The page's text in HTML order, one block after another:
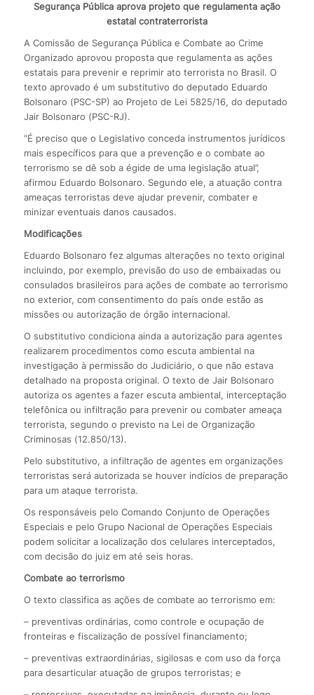
Segurança Pública aprova projeto que regulamenta ação
estatal contraterrorista
A Comissão de Segurança Pública e Combate ao Crime
Organizado aprovou proposta que regulamenta as ações
estatais para prevenir e reprimir ato terrorista no Brasil. O
texto aprovado é um substitutivo do deputado Eduardo
Bolsonaro (PSC-SP) ao Projeto de Lei 5825/16, do deputado
Jair Bolsonaro (PSC-RJ).
“É preciso que o Legislativo conceda instrumentos jurídicos
mais específicos para que a prevenção e o combate ao
terrorismo se dê sob a égide de uma legislação atual”,
afirmou Eduardo Bolsonaro. Segundo ele, a atuação contra
ameaças terroristas deve ajudar prevenir, combater e
minizar eventuais danos causados.
Modificações
Eduardo Bolsonaro fez algumas alterações no texto original
incluindo, por exemplo, previsão do uso de embaixadas ou
consulados brasileiros para ações de combate ao terrorismo
no exterior, com consentimento do país onde estão as
missões ou autorização de órgão internacional.
O substitutivo condiciona ainda a autorização para agentes
realizarem procedimentos como escuta ambiental na
investigação à permissão do Judiciário, o que não estava
detalhado na proposta original. O texto de Jair Bolsonaro
autoriza os agentes a fazer escuta ambiental, interceptação
telefônica ou infiltração para prevenir ou combater ameaça
terrorista, segundo o previsto na Lei de Organização
Criminosas (12.850/13).
Pelo substitutivo, a infiltração de agentes em organizações
terroristas será autorizada se houver indícios de preparação
para um ataque terrorista.
Os responsáveis pelo Comando Conjunto de Operações
Especiais e pelo Grupo Nacional de Operações Especiais
podem solicitar a localização dos celulares interceptados,
com decisão do juiz em até seis horas.
Combate ao terrorismo
O texto classifica as ações de combate ao terrorismo em:
– preventivas ordinárias, como controle e ocupação de
fronteiras e fiscalização de possível financiamento;
– preventivas extraordinárias, sigilosas e com uso da força
para desarticular atuação de grupos terroristas; e